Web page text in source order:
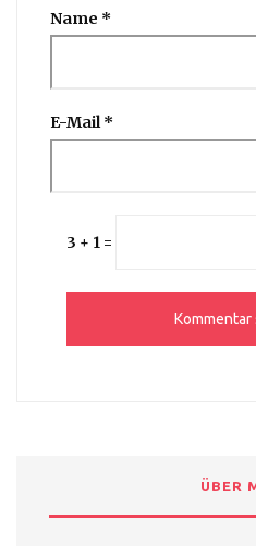
Name *
E-Mail*
3 + 1 =
ÜBER